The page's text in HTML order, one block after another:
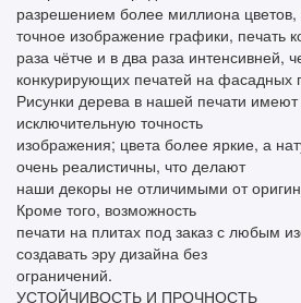
разрешением более миллиона цветов,
точное изображение графики, печать
раза чётче и в два раза интенсивней,
конкурирующих печатей на фасадных
Рисунки дерева в нашей печати
исключительную точность
изображения; цвета более яркие, а
очень реалистичны, что делают
наши декоры не отличимыми от
Кроме того, возможность
печати на плитах под заказ с любым
создавать эру дизайна без
ограничений.
УСТОЙЧИВОСТЬ И ПРОЧНОСТЬ